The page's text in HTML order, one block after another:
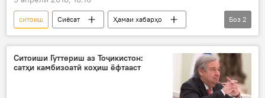
ситоиш Сиёсат
Ҳамаи хабарҳо
Эмомалӣ Раҳмон
Дар Тоҷикистон
Боз 2
Ситоиши Гуттериш аз Тоҷикистон:
сатҳи камбизоатӣ коҳиш ёфтааст